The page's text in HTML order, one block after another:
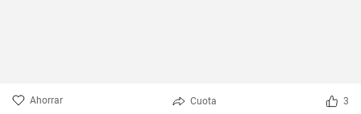
Ahorrar Cuota 3